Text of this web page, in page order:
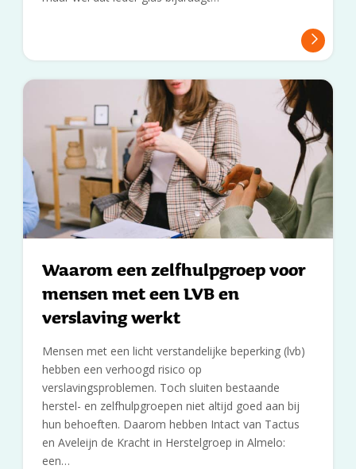
Waarom een zelfhulpgroep voor
mensen met een LVB en
verslaving werkt
Mensen met een licht verstandelijke beperking (lvb)
hebben een verhoogd risico op
verslavingsproblemen. Toch sluiten bestaande
herstel- en zelfhulpgroepen niet altijd goed aan bij
hun behoeften. Daarom hebben Intact van Tactus
en Aveleijn de Kracht in Herstelgroep in Almelo:
een…